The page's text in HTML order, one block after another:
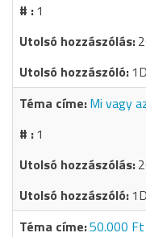
1
Mi vagy
1
50.000 Ft